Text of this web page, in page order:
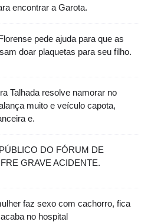
encontrar a Garota.
pede ajuda para que as
doar plaquetas para seu filho.
Talhada resolve namorar no
muito e veículo capota,
e.
DO FÓRUM DE
GRAVE ACIDENTE.
faz sexo com cachorro, fica
no hospital